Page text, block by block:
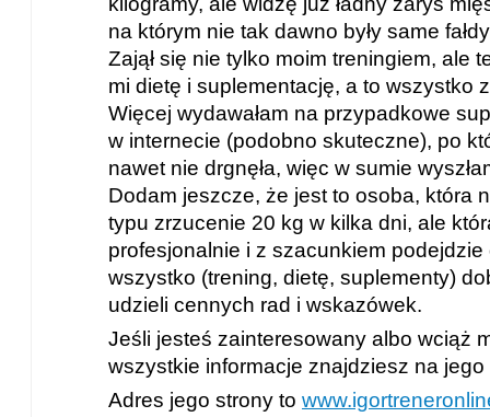
na którym nie tak dawno były same
Zajął się nie tylko moim treningiem, ale
mi dietę i suplementację, a to wszystko
Więcej wydawałam na przypadkowe
w internecie (podobno skuteczne), po
nawet nie drgnęła, więc w sumie
Dodam jeszcze, że jest to osoba, która
typu zrzucenie 20 kg w kilka dni, ale
profesjonalnie i z szacunkiem
wszystko (trening, dietę, suplementy)
udzieli cennych rad i wskazówek.
Jeśli jesteś zainteresowany albo wciąż
wszystkie informacje znajdziesz na
Adres jego strony to